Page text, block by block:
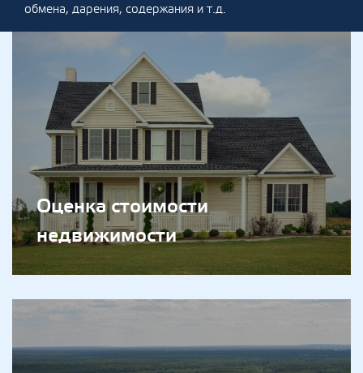
обмена, дарения, содержания и т.д.
Оценка стоимости
недвижимости